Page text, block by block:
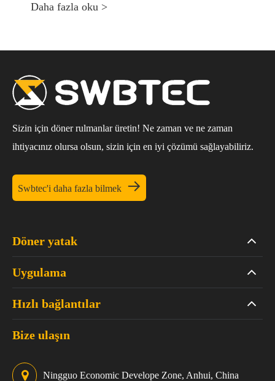
Daha fazla oku >
Sizin için döner rulmanlar üretin! Ne zaman ve ne zaman
ihtiyacınız olursa olsun, sizin için en iyi çözümü sağlayabiliriz.
Swbtec'i daha fazla bilmek 
Döner yatak
Uygulama
Hızlı bağlantılar
Bize ulaşın
Ningguo Economic Develope Zone, Anhui, China